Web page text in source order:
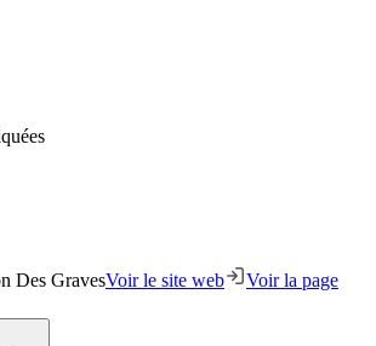
Des GravesVoir le site web
Voir la page